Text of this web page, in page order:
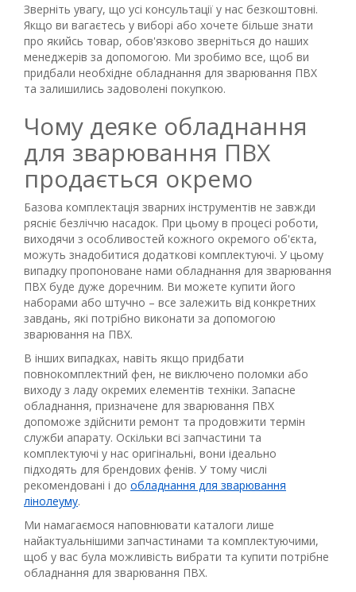
Зверніть увагу, що усі консультації у нас безкоштовні.
Якщо ви вагаєтесь у виборі або хочете більше знати
про якийсь товар, обов'язково зверніться до наших
менеджерів за допомогою. Ми зробимо все, щоб ви
придбали необхідне обладнання для зварювання ПВХ
та залишились задоволені покупкою.
Чому деяке обладнання
для зварювання ПВХ
продається окремо
Базова комплектація зварних інструментів не завжди
рясніє безліччю насадок. При цьому в процесі роботи,
виходячи з особливостей кожного окремого об'єкта,
можуть знадобитися додаткові комплектуючі. У цьому
випадку пропоноване нами обладнання для зварювання
ПВХ буде дуже доречним. Ви можете купити його
наборами або штучно – все залежить від конкретних
завдань, які потрібно виконати за допомогою
зварювання на ПВХ.
В інших випадках, навіть якщо придбати
повнокомплектний фен, не виключено поломки або
виходу з ладу окремих елементів техніки. Запасне
обладнання, призначене для зварювання ПВХ
допоможе здійснити ремонт та продовжити термін
служби апарату. Оскільки всі запчастини та
комплектуючі у нас оригінальні, вони ідеально
підходять для брендових фенів. У тому числі
рекомендовані і до обладнання для зварювання
лінолеуму.
Ми намагаємося наповнювати каталоги лише
найактуальнішими запчастинами та комплектуючими,
щоб у вас була можливість вибрати та купити потрібне
обладнання для зварювання ПВХ.